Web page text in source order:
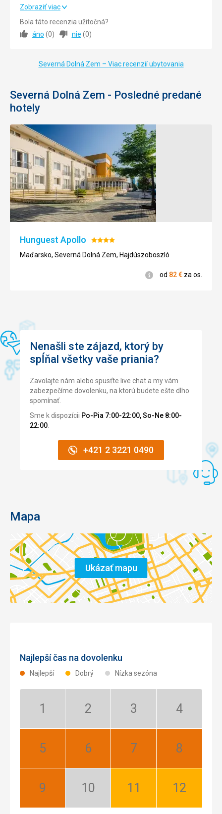
Dovolená se nám moc líbila.
Strava
Okolie 5,0
Cena
Pláž
Perfektní. Vstup přímo z hotelu.
Strava
Strava velice pestrá a moc nám chutnalo.
Ubytovanie
Ubytování bylo perfektní.
Služby
Se službami hotelu jsme byli spokojeni.
Táto recenzia bola preložená automaticky pomocou
Google Translate
Zobraziť viac
Bola táto recenzia užitočná?
áno (0) nie (0)
Severná Dolná Zem – Viac recenzií ubytovania
Severná Dolná Zem - Posledné predané
hotely
Hunguest Apollo Hodnotenie:
4/5
Maďarsko, Severná Dolná Zem, Hajdúszoboszló
Informácie
od 82€ za os.
Nenašli ste zájazd, ktorý by
spĺňal všetky vaše priania?
Zavolajte nám alebo spusťte live chat a my vám
zabezpečíme dovolenku, na ktorú budete ešte dlho
spomínať.
Sme k dispozícii Po-Pia 7:00-22:00, So-Ne 8:00-
22:00
+421 2 3221 0490
Mapa
Ukázať mapu
Najlepší čas na dovolenku
Najlepší Dobrý Nízka sezóna
Január:
Február:
Marec:
Apríl:
Máj:
Jún:
Júl:
August:
September:
Október:
November:
December: